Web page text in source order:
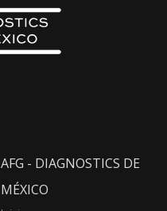
AFG - DIAGNOSTICS DE
MÉXICO